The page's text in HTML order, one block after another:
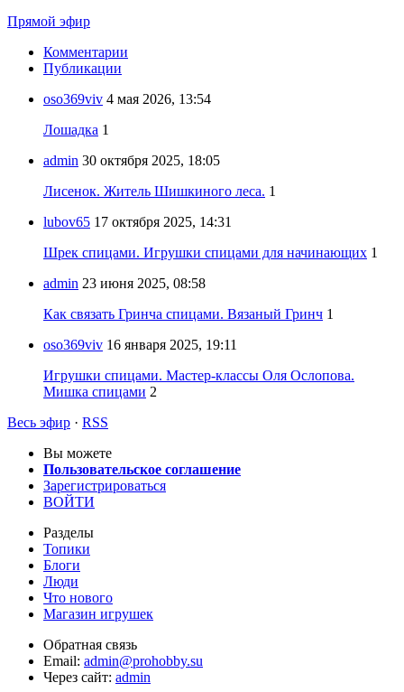
Прямой эфир
Комментарии
Публикации
oso369viv 4 мая 2026, 13:54
Лошадка 1
admin 30 октября 2025, 18:05
Лисенок. Житель Шишкиного леса. 1
lubov65 17 октября 2025, 14:31
Шрек спицами. Игрушки спицами для начинающих 1
admin 23 июня 2025, 08:58
Как связать Гринча спицами. Вязаный Гринч 1
oso369viv 16 января 2025, 19:11
Игрушки спицами. Мастер-классы Оля Ослопова.
Мишка спицами 2
Весь эфир · RSS
Вы можете
Пользовательское соглашение
Зарегистрироваться
ВОЙТИ
Разделы
Топики
Блоги
Люди
Что нового
Магазин игрушек
Обратная связь
Email: admin@prohobby.su
Через сайт: admin